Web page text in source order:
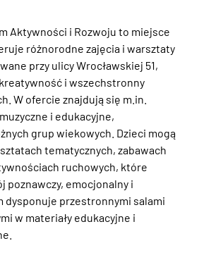
Aktywności i Rozwoju to miejsce
różnorodne zajęcia i warsztaty
przy ulicy Wrocławskiej 51,
i wszechstronny
W ofercie znajdują się m.in.
i edukacyjne,
grup wiekowych. Dzieci mogą
tematycznych, zabawach
ruchowych, które
poznawczy, emocjonalny i
dysponuje przestronnymi salami
w materiały edukacyjne i